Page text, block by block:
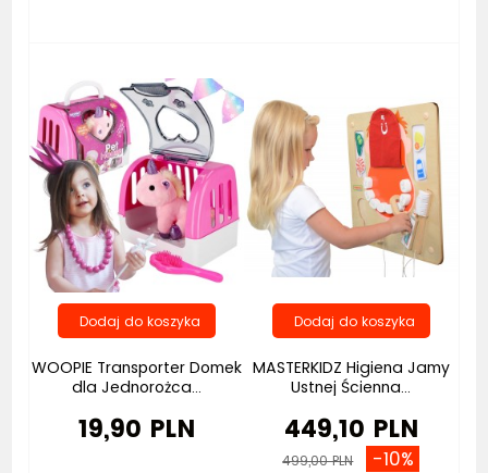
WOOPIE Transporter Domek
dla Jednorożca...
19,90 PLN
MASTERKIDZ Higiena Jamy
Ustnej Ścienna...
449,10 PLN
499,00 PLN -10%